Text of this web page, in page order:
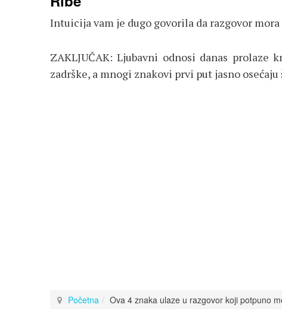
Intuicija vam je dugo govorila da razgovor
ZAKLJUČAK: Ljubavni odnosi danas
zadrške, a mnogi znakovi prvi put jasno
Početna Ova 4 znaka ulaze u razgovor koji potpuno